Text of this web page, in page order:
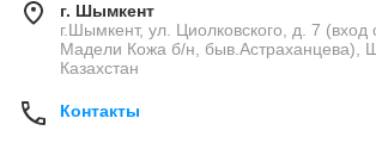
г. Шымкент
г.Шымкент, ул. Циолковского, д. 7 (вход
Мадели Кожа б/н, быв.Астраханцева),
Казахстан
Контакты